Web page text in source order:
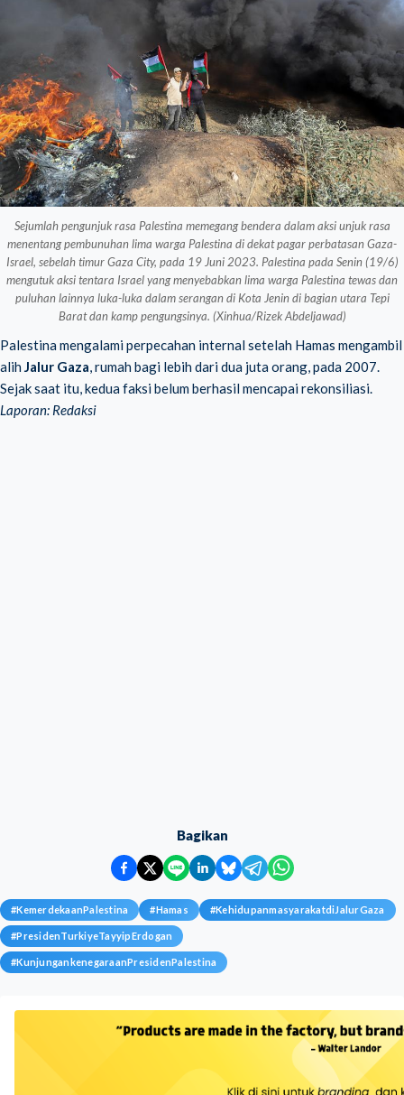
Sejumlah pengunjuk rasa Palestina memegang bendera dalam aksi unjuk rasa
menentang pembunuhan lima warga Palestina di dekat pagar perbatasan Gaza-
Israel, sebelah timur Gaza City, pada 19 Juni 2023. Palestina pada Senin (19/6)
mengutuk aksi tentara Israel yang menyebabkan lima warga Palestina tewas dan
puluhan lainnya luka-luka dalam serangan di Kota Jenin di bagian utara Tepi
Barat dan kamp pengungsinya. (Xinhua/Rizek Abdeljawad)
Palestina mengalami perpecahan internal setelah Hamas mengambil
alihJalur Gaza, rumah bagi lebih dari dua juta orang, pada 2007.
Sejak saat itu, kedua faksi belum berhasil mencapai rekonsiliasi.
Laporan: Redaksi
Bagikan
#KemerdekaanPalestina #Hamas #KehidupanmasyarakatdiJalurGaza
#PresidenTurkiyeTayyipErdogan
#KunjungankenegaraanPresidenPalestina